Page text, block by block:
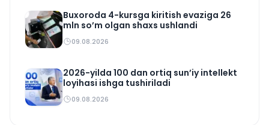
Buxoroda 4-kursga kiritish evaziga 26
mln so’m olgan shaxs ushlandi
09.08.2026
2026-yilda 100 dan ortiq sun’iy intellekt
loyihasi ishga tushiriladi
09.08.2026